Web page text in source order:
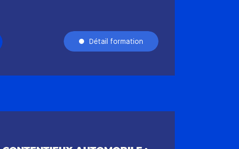
Détail formation